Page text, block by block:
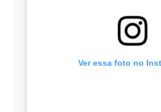
Ver essa foto no